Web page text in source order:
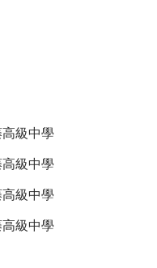
級中學
級中學
級中學
級中學